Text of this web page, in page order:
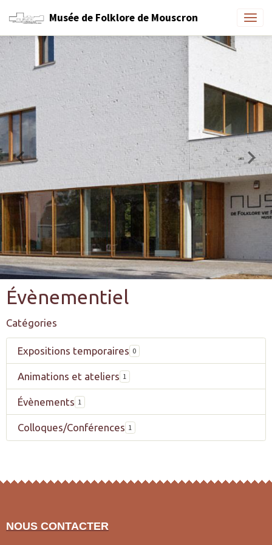
Musée de Folklore de Mouscron
Évènementiel
Catégories
Expositions temporaires 0
Animations et ateliers 1
Évènements 1
Colloques/Conférences 1
NOUS CONTACTER